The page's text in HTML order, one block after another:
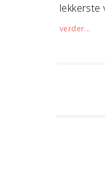
lekkerste
verder...